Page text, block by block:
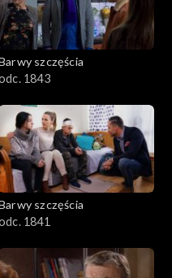
szczęścia
1843
szczęścia
1841